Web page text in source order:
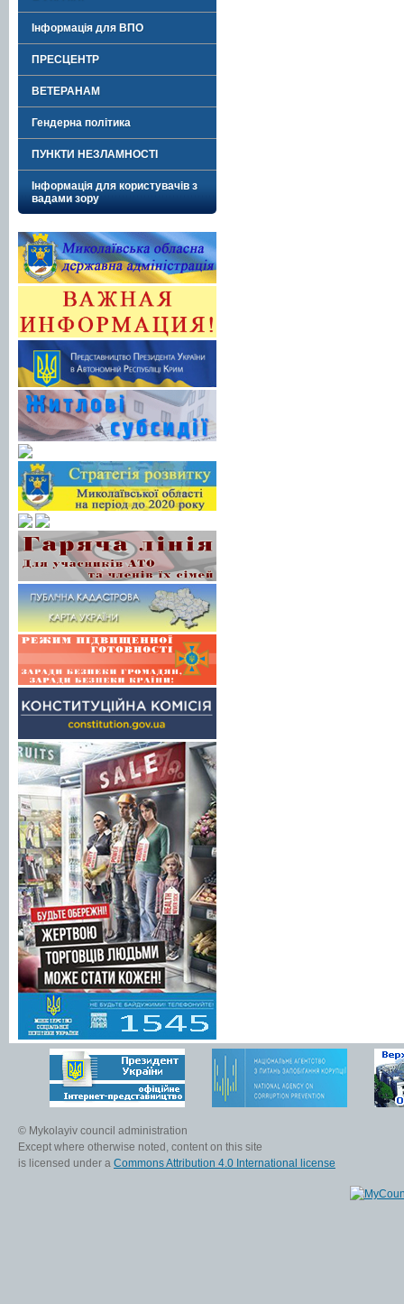
Інформація для ВПО
ПРЕСЦЕНТР
ВЕТЕРАНАМ
Гендерна політика
ПУНКТИ НЕЗЛАМНОСТІ
Інформація для користувачів з
вадами зору
© Mykolayiv council administration
Except where otherwise noted, content on this site
is licensed under a Commons Attribution 4.0 International license